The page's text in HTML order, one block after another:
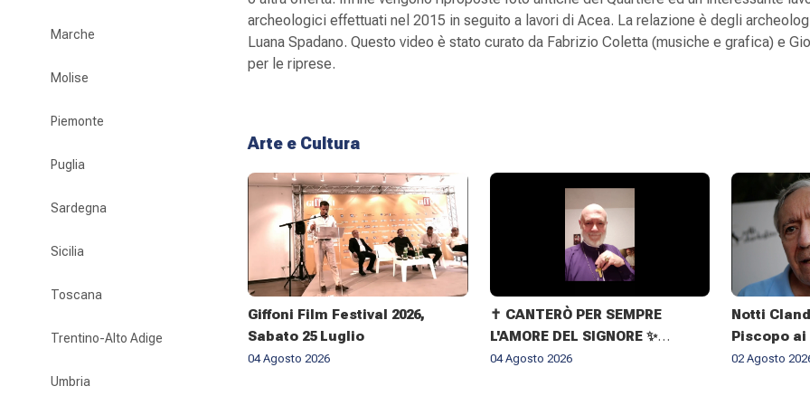
Marche
Molise
Piemonte
Puglia
Sardegna
Sicilia
Toscana
Trentino-Alto Adige
Umbria
archeologici effettuati nel 2015 in seguito a lavori di Acea. La relazione è degli
Luana Spadano. Questo video è stato curato da Fabrizio Coletta (musiche e grafica) e
per le riprese.
Arte e Cultura
Giffoni Film Festival 2026,
Sabato 25 Luglio
04 Agosto 2026
✝️ CANTERÒ PER SEMPRE
L'AMORE DEL SIGNORE ✨
IMMAGINI DELLA VITA
04 Agosto 2026
Notti
Piscopo
il rispetto
02 Agosto